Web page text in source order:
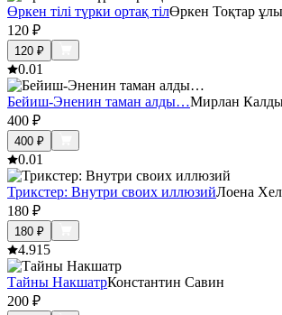
Өркен тілі түрки ортақ тілӨркен Тоқтар ұлы
120 ₽
120 ₽
0.01
Бейиш-Эненин таман алды…Мирлан
400 ₽
400 ₽
0.01
Трикстер: Внутри своих иллюзийЛоена
180 ₽
180 ₽
4.915
Тайны НакшатрКонстантин Савин
200 ₽